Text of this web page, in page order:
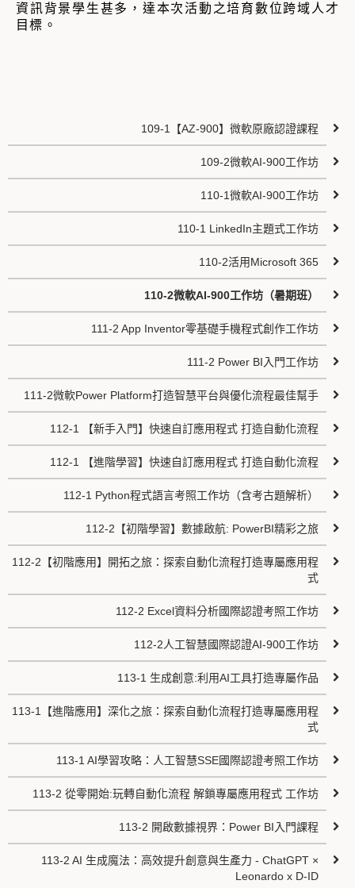
資訊背景學生甚多，達本次活動之培育數位跨域人才
目標。
109-1【AZ-900】微軟​​​​原廠認證課程
109-2微軟AI-900工作坊
110-1微軟AI-900工作坊
110-1 LinkedIn主題式工作坊
110-2活用Microsoft 365
110-2微軟AI-900工作坊（暑期班）
111-2 App Inventor零基礎手機程式創作工作坊
111-2 Power BI入門工作坊
111-2微軟Power Platform打造智慧平台與優化流程最佳幫手
112-1 【新手入門】快速自訂應用程式 打造自動化流程
112-1 【進階學習】快速自訂應用程式 打造自動化流程
112-1 Python程式語言考照工作坊（含考古題解析）
112-2【初階學習】數據啟航: PowerBI精彩之旅
112-2【初階應用】開拓之旅：探索自動化流程打造專屬應用程
式
112-2 Excel資料分析國際認證考照工作坊
112-2人工智慧國際認證AI-900工作坊
113-1 生成創意:利用AI工具打造專屬作品
113-1【進階應用】深化之旅：探索自動化流程打造專屬應用程
式
113-1 AI學習攻略：人工智慧SSE國際認證考照工作坊
113-2 從零開始:玩轉自動化流程 解鎖專屬應用程式 工作坊
113-2 開啟數據視界：Power BI入門課程
113-2 AI 生成魔法：高效提升創意與生產力 - ChatGPT ×
Leonardo x D-ID